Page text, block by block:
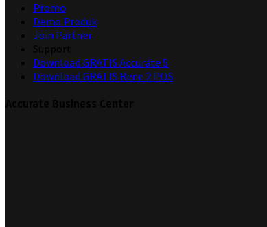
Promo
Demo Produk
Join Partner
Download GRATIS Accurate 5
Download GRATIS Rene 2 POS